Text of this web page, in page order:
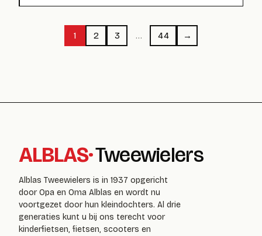
1 2 3 … 44 →
ALBLAS·Tweewielers
Alblas Tweewielers is in 1937 opgericht
door Opa en Oma Alblas en wordt nu
voortgezet door hun kleindochters. Al drie
generaties kunt u bij ons terecht voor
kinderfietsen, fietsen, scooters en